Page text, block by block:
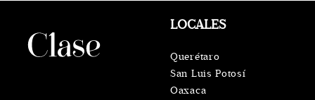
LOCALES
Querétaro
San Luis Potosí
Oaxaca